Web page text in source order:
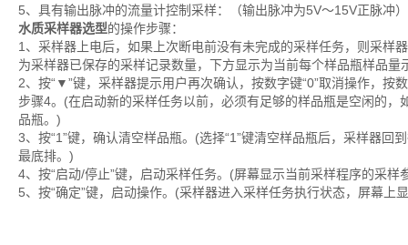
5、具有输出脉冲的流量计控制采样：（输出脉冲为5V～15V正脉冲
水质采样器选型的操作步骤：
1、采样器上电后，如果上次断电前没有未完成的采样任务，则采样
为采样器已保存的采样记录数量，下方显示为当前每个样品瓶样品
2、按“▼”键，采样器提示用户再次确认，按数字键“0”取消操作，按
步骤4。(在启动新的采样任务以前，必须有足够的样品瓶是空闲的
品瓶。)
3、按“1”键，确认清空样品瓶。(选择“1”键清空样品瓶后，采样器
最底排。)
4、按“启动/停止”键，启动采样任务。(屏幕显示当前采样程序的采
5、按“确定”键，启动操作。(采样器进入采样任务执行状态，屏幕上